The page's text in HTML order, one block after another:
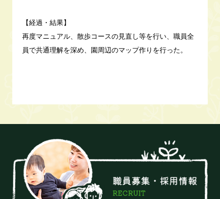
【経過・結果】
再度マニュアル、散歩コースの見直し等を行い、職員全
員で共通理解を深め、園周辺のマップ作りを行った。